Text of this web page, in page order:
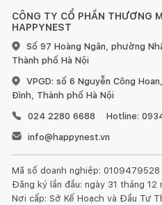
khách hàng vui lòng liên hệ với
được hỗ trợ tốt nhất
#vhomemart
CÔNG TY CỔ PHẦN THƯƠNG
HAPPYNEST
Số 97 Hoàng Ngân, phường
Thành phố Hà Nội
VPGD: số 6 Nguyễn Công
Đình, Thành phố Hà Nội
024 2280 6688
Hotline:
info@happynest.vn
Mã số doanh nghiệp: 0109479528
Đăng ký lần đầu: ngày 31 tháng 12
Nơi cấp: Sở Kế Hoạch và Đầu Tư